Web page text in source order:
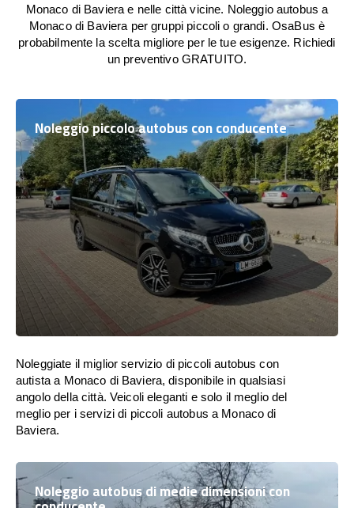
Monaco di Baviera e nelle città vicine. Noleggio autobus a
Monaco di Baviera per gruppi piccoli o grandi. OsaBus è
probabilmente la scelta migliore per le tue esigenze. Richiedi
un preventivo GRATUITO.
Noleggio piccolo autobus con conducente
Noleggiate il miglior servizio di piccoli autobus con
autista a Monaco di Baviera, disponibile in qualsiasi
angolo della città. Veicoli eleganti e solo il meglio del
meglio per i servizi di piccoli autobus a Monaco di
Baviera.
Noleggio autobus di medie dimensioni con